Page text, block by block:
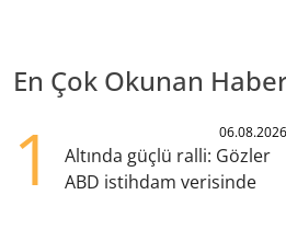
En Çok Okunan
1 06.08.2026
Altında güçlü ralli: Gözler
ABD istihdam verisinde